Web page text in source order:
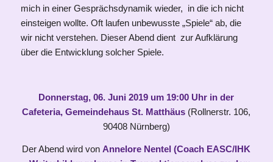
mich in einer Gesprächsdynamik wieder, in die ich nicht
einsteigen wollte. Oft laufen unbewusste „Spiele“ ab, die
wir nicht verstehen. Dieser Abend dient zur Aufklärung
über die Entwicklung solcher Spiele.
Donnerstag, 06. Juni 2019 um 19:00 Uhr in der
Cafeteria, Gemeindehaus St. Matthäus (Rollnerstr. 106,
90408 Nürnberg)
Der Abend wird von Annelore Nentel (Coach EASC/IHK